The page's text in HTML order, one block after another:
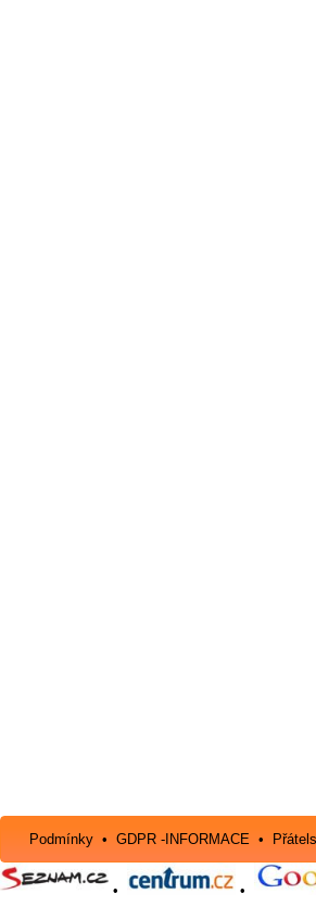
Podmínky •GDPR -INFORMACE •
• •